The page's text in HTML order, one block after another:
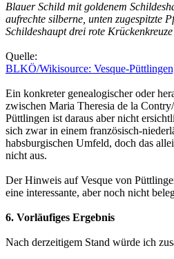
Blauer Schild mit goldenem
aufrechte silberne, unten zugespitzte
Schildeshaupt drei rote
Quelle:
BLKÖ/Wikisource: Vesque-
Ein konkreter genealogischer oder
zwischen Maria Theresia de la
Püttlingen ist daraus aber nicht
sich zwar in einem französisch-
habsburgischen Umfeld, doch das
nicht aus.
Der Hinweis auf Vesque von
eine interessante, aber noch nicht
6. Vorläufiges Ergebnis
Nach derzeitigem Stand würde ich